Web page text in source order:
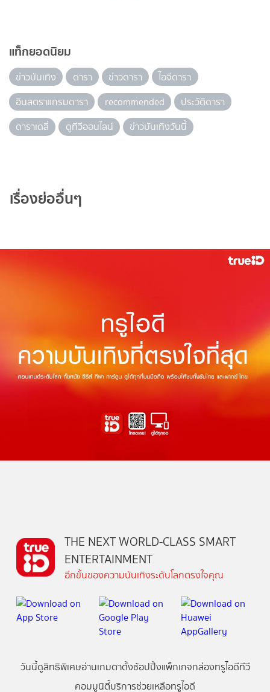
แท็กยอดนิยม
ข่าวบันเทิง ดารา ข่าวดารา
ไอจีดารา
อินสตราแกรมดารา
recommended
ประวัติดารา
ดาราเดลี่
ดูทีวีออนไลน์ ข่าวบันเทิงวันนี้
เรื่องย่ออื่นๆ
THE NEXT WORLD-CLASS SMART
ENTERTAINMENT
อีกขั้นของความบันเทิงระดับโลกตรงใจคุณ
วันนี้ดูสิทธิพิเศษอ่านเกมตาตั้งช้อปปิ้งแพ็กเกจกล่องทรูไอดีทีวี
คอมมูนิตี้บริการช่วยเหลือทรูไอดี